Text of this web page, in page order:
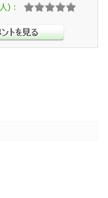
人)：